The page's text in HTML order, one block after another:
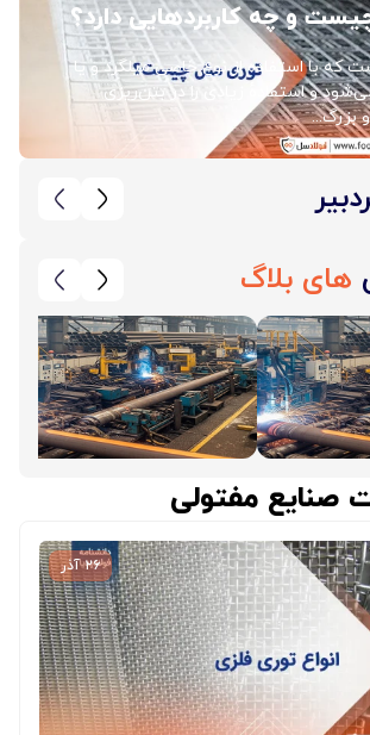
و چه کاربردهایی دارد؟
با استفاده از نوع خاصی میلگرد و یا
و استفادهٔ زیادی را در بتن‌ریزی
بزرگ...
های بلاگ
صنایع مفتولی
۲۶ آذر